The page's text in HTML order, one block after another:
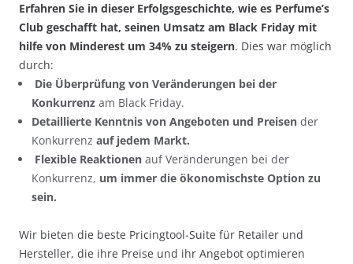
Erfahren Sie in dieser Erfolgsgeschichte, wie es Perfume’s
Club geschafft hat, seinen Umsatz am Black Friday mit
hilfe von Minderest um 34% zu steigern. Dies war möglich
durch:
Die Überprüfung von Veränderungen bei der
Konkurrenz am Black Friday.
Detaillierte Kenntnis von Angeboten und Preisen der
Konkurrenz auf jedem Markt.
Flexible Reaktionen auf Veränderungen bei der
Konkurrenz, um immer die ökonomischste Option zu
sein.
Wir bieten die beste Pricingtool-Suite für Retailer und
Hersteller, die ihre Preise und ihr Angebot optimieren